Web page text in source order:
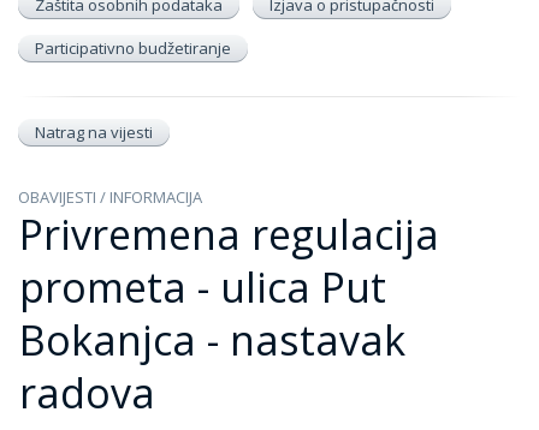
Zaštita osobnih podataka
Izjava o pristupačnosti
Participativno budžetiranje
Natrag na vijesti
OBAVIJESTI / INFORMACIJA
Privremena regulacija
prometa - ulica Put
Bokanjca - nastavak
radova